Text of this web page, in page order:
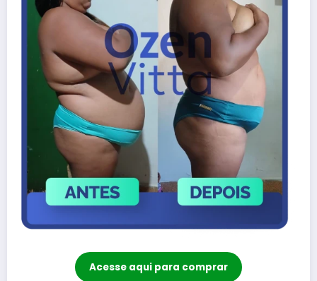
Acesse aqui para comprar